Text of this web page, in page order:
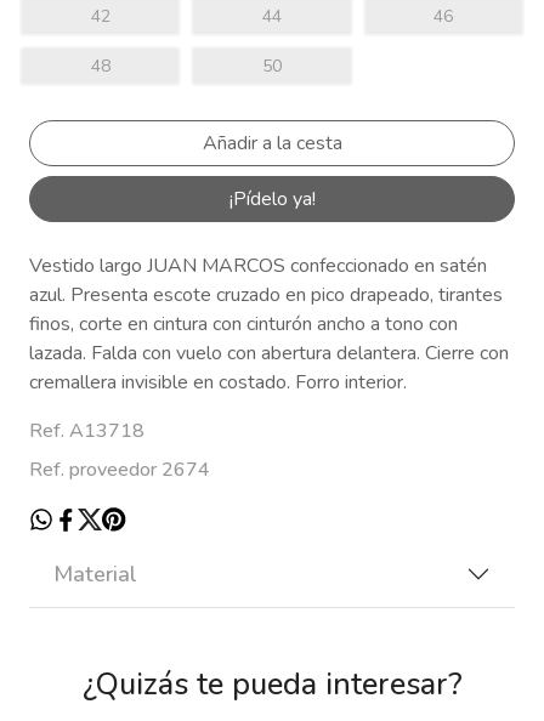
42 44 46
48 50
¡Pídelo ya!
Vestido largo JUAN MARCOS confeccionado en satén
azul. Presenta escote cruzado en pico drapeado, tirantes
finos, corte en cintura con cinturón ancho a tono con
lazada. Falda con vuelo con abertura delantera. Cierre con
cremallera invisible en costado. Forro interior.
Ref. A13718
Ref. proveedor 2674
Material
¿Quizás te pueda interesar?